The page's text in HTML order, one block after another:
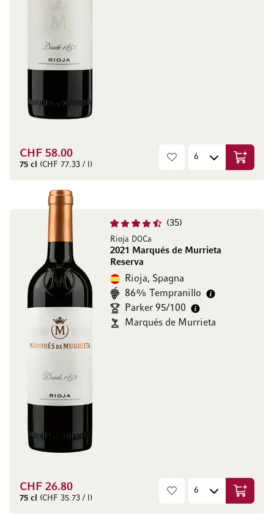
CHF 58.00
75 cl (CHF 77.33 / l)
35
Rioja DOCa
2021 Marqués de Murrieta
Reserva
Rioja, Spagna
86% Tempranillo
Parker 95/100
Marqués de Murrieta
CHF 26.80
75 cl (CHF 35.73 / l)